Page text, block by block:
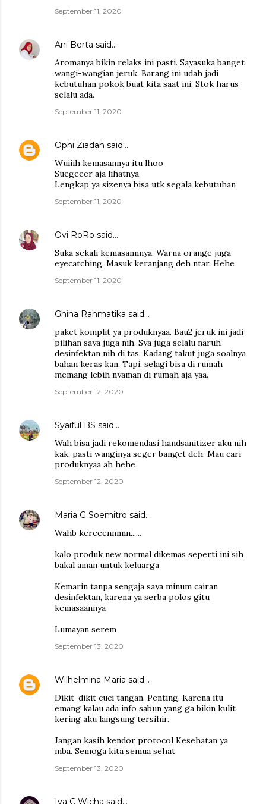
September 11, 2020
Ani Berta said…
Aromanya bikin relaks ini pasti. Sayasuka banget
wangi-wangian jeruk. Barang ini udah jadi
kebutuhan pokok buat kita saat ini. Stok harus
selalu ada.
September 11, 2020
Ophi Ziadah said…
Wuiiih kemasannya itu lhoo
Suegeeer aja lihatnya
Lengkap ya sizenya bisa utk segala kebutuhan
September 11, 2020
Ovi RoRo said…
Suka sekali kemasannnya. Warna orange juga
eyecatching. Masuk keranjang deh ntar. Hehe
September 11, 2020
Ghina Rahmatika said…
paket komplit ya produknyaa. Bau2 jeruk ini jadi
pilihan saya juga nih. Sya juga selalu naruh
desinfektan nih di tas. Kadang takut juga soalnya
bahan keras kan. Tapi, selagi bisa di rumah
memang lebih nyaman di rumah aja yaa.
September 12, 2020
Syaiful BS said…
Wah bisa jadi rekomendasi handsanitizer aku nih
kak, pasti wanginya seger banget deh. Mau cari
produknyaa ah hehe
September 12, 2020
Maria G Soemitro said…
Wahb kereeennnnn......
kalo produk new normal dikemas seperti ini sih
bakal aman untuk keluarga
Kemarin tanpa sengaja saya minum cairan
desinfektan, karena ya serba polos gitu
kemasaannya
Lumayan serem
September 13, 2020
Wilhelmina Maria said…
Dikit-dikit cuci tangan. Penting. Karena itu
emang kalau ada info sabun yang ga bikin kulit
kering aku langsung tersihir.
Jangan kasih kendor protocol Kesehatan ya
mba. Semoga kita semua sehat
September 13, 2020
Iva C Wicha said…